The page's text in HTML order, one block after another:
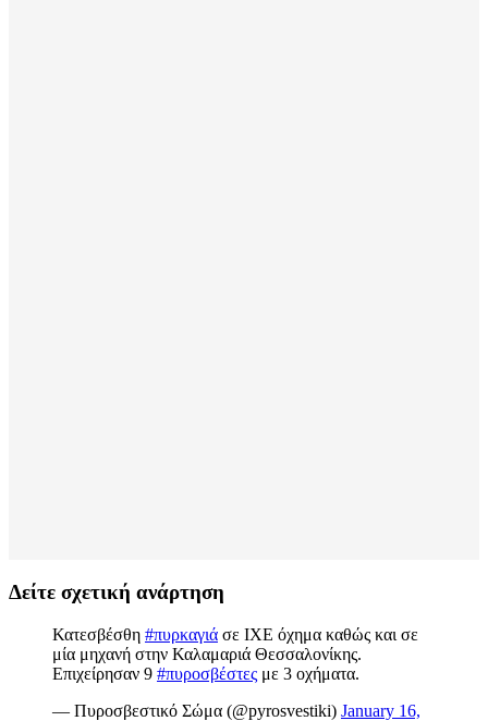
Δείτε σχετική ανάρτηση
Κατεσβέσθη #πυρκαγιά σε ΙΧΕ όχημα καθώς και σε
μία μηχανή στην Καλαμαριά Θεσσαλονίκης.
Επιχείρησαν 9 #πυροσβέστες με 3 οχήματα.
— Πυροσβεστικό Σώμα (@pyrosvestiki) January 16,